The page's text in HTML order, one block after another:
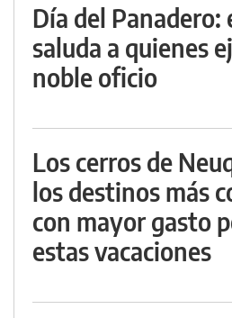
Día del Panadero:
saluda a quienes
noble oficio
Los cerros de
los destinos más
con mayor gasto
estas vacaciones